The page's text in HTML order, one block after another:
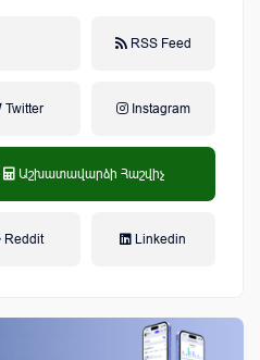
RSS Feed
Twitter Instagram
Աշխատավարձի Հաշվիչ
Reddit Linkedin